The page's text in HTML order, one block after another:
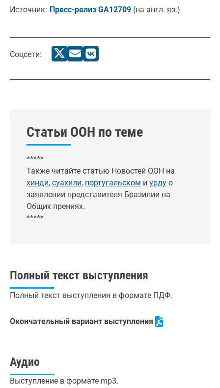
Источник: Пресс-релиз GA12709 (на англ. яз.)
Соцсети:
Статьи ООН по теме
*****
Также читайте статью Новостей ООН на
хинди, суахили, португальском и урду о
заявлении представителя Бразилии на
Общих прениях.
*****
Полный текст выступления
Полный текст выступления в формате ПДФ.
Окончательный вариант выступления
Аудио
Выступление в формате mp3.